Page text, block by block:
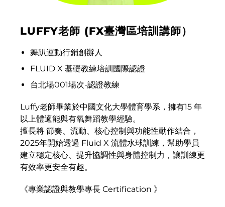
LUFFY老師 (FX臺灣區培訓講師）
舞趴運動行銷創辦人
FLUID X 基礎教練培訓國際認證
台北場001場次-認證教練
Luffy老師畢業於中國文化大學體育學系，擁有15 年
以上體適能與有氧舞蹈教學經驗。
擅長將 節奏、流動、核心控制與功能性動作結合，
2025年開始透過 Fluid X 流體水球訓練，幫助學員
建立穩定核心、提升協調性與身體控制力，讓訓練更
有效率更安全有趣。
《專業認證與教學專長 Certification 》